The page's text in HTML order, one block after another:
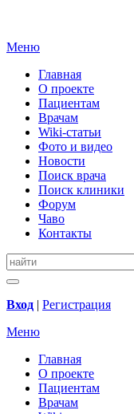
Меню
Главная
О проекте
Пациентам
Врачам
Wiki-статьи
Фото и видео
Новости
Поиск врача
Поиск клиники
Форум
Чаво
Контакты
Вход | Регистрация
Меню
Главная
О проекте
Пациентам
Врачам